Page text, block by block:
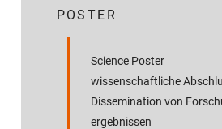
POSTER
Science Poster
wissenschaftliche
Dissemination von
ergebnissen